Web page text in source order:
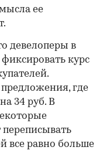
ее
девелоперы в
курс
где
34 руб. В
все равно больше